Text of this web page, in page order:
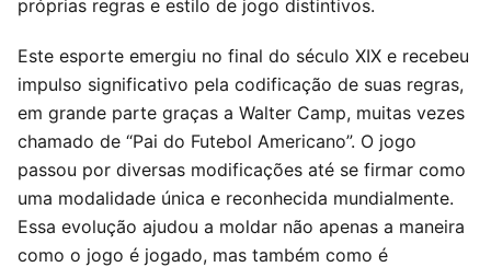
próprias regras e estilo de jogo distintivos.
Este esporte emergiu no final do século XIX e recebeu
impulso significativo pela codificação de suas regras,
em grande parte graças a Walter Camp, muitas vezes
chamado de “Pai do Futebol Americano”. O jogo
passou por diversas modificações até se firmar como
uma modalidade única e reconhecida mundialmente.
Essa evolução ajudou a moldar não apenas a maneira
como o jogo é jogado, mas também como é